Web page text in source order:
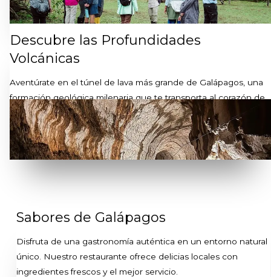
Descubre las Profundidades
Volcánicas
Aventúrate en el túnel de lava más grande de Galápagos, una
formación geológica milenaria que te transporta al corazón de
la isla.
Sabores de Galápagos
Disfruta de una gastronomía auténtica en un entorno natural
único. Nuestro restaurante ofrece delicias locales con
ingredientes frescos y el mejor servicio.